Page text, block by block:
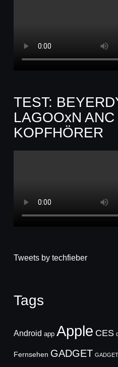
TEST:
LAGOOxN
KOPFHÖRER
Tweets by techfieber
Tags
Android app Apple CES
Fernsehen GADGET